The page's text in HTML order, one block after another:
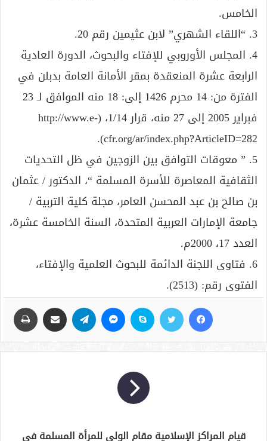
الخامس.
3. “اللقاء الشهري” لابن عثيمين رقم 20.
4. المجلس الأوروبي للإفتاء والبحوث، الدورة العادية
الرابعة عشرة المنعقدة بمقر الأمانة العامة بدبلن في
الفترة من: 14 محرم 1426 إلى: 18 منه الموافق لـ 23
فبراير 2005 إلى 27 منه، قرار 1/14، (http://www.e-
cfr.org/ar/index.php?ArticleID=282).
5. ” معوقات التوافق بين الزوجين في ظل التحديات
الثقافية المعاصرة للأسرة المسلمة “، الدكتور / عثمان
بن صالح بن عبد المحسن العامر، مجلة كلية التربية /
جامعة الإمارات العربية المتحدة، السنة الخامسة عشرة،
العدد 17، 2000م.
6. فتاوى اللجنة الدائمة للبحوث العلمية والإفتاء،
الفتوى رقم: (2513).
قيام المراكز الإسلامية مقام الولي للمرأة المسلمة في